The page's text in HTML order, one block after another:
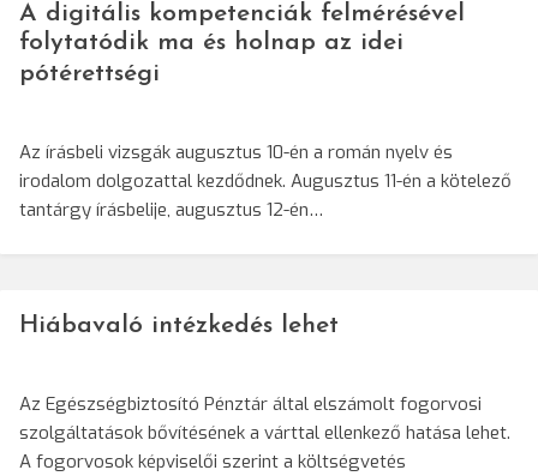
A digitális kompetenciák felmérésével
folytatódik ma és holnap az idei
pótérettségi
Az írásbeli vizsgák augusztus 10-én a román nyelv és
irodalom dolgozattal kezdődnek. Augusztus 11-én a kötelező
tantárgy írásbelije, augusztus 12-én…
Hiábavaló intézkedés lehet
Az Egészségbiztosító Pénztár által elszámolt fogorvosi
szolgáltatások bővítésének a várttal ellenkező hatása lehet.
A fogorvosok képviselői szerint a költségvetés